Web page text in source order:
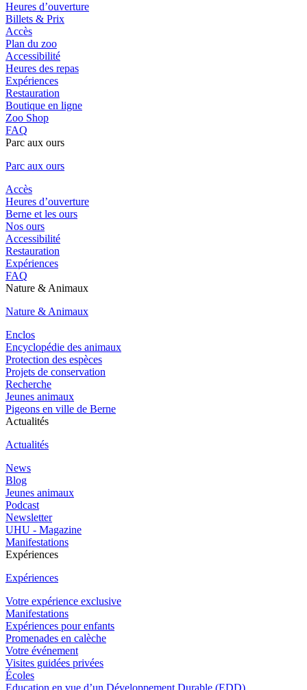
Heures d’ouverture
Billets & Prix
Accès
Plan du zoo
Accessibilité
Heures des repas
Expériences
Restauration
Boutique en ligne
Zoo Shop
FAQ
Parc aux ours
Parc aux ours
Accès
Heures d’ouverture
Berne et les ours
Nos ours
Accessibilité
Restauration
Expériences
FAQ
Nature & Animaux
Nature & Animaux
Enclos
Encyclopédie des animaux
Protection des espèces
Projets de conservation
Recherche
Jeunes animaux
Pigeons en ville de Berne
Actualités
Actualités
News
Blog
Jeunes animaux
Podcast
Newsletter
UHU - Magazine
Manifestations
Expériences
Expériences
Votre expérience exclusive
Manifestations
Expériences pour enfants
Promenades en calèche
Votre événement
Visites guidées privées
Écoles
Education en vue d’un Développement Durable (EDD)